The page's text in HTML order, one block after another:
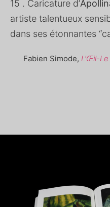
15 . Caricature d’
artiste talentueux
dans ses étonnantes
Fabien Simode, L’Œil-